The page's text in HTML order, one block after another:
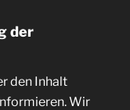
der
den Inhalt
Wir